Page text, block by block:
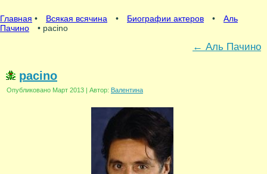
Главная • Всякая всячина • Биографии актеров •
Аль
Пачино
• pacino
← Аль Пачино
pacino
Опубликовано Март 2013 | Автор: Валентина